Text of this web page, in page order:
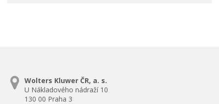
Wolters Kluwer ČR, a. s.
U Nákladového nádraží 10
130 00 Praha 3